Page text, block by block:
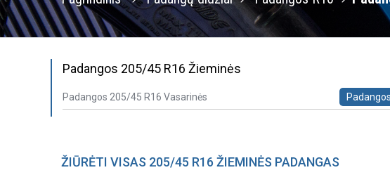
Padangos 205/45 R16 Žieminės
Padangos 205/45 R16 Vasarinės
ŽIŪRĖTI VISAS 205/45 R16 ŽIEMINĖS PADANGAS